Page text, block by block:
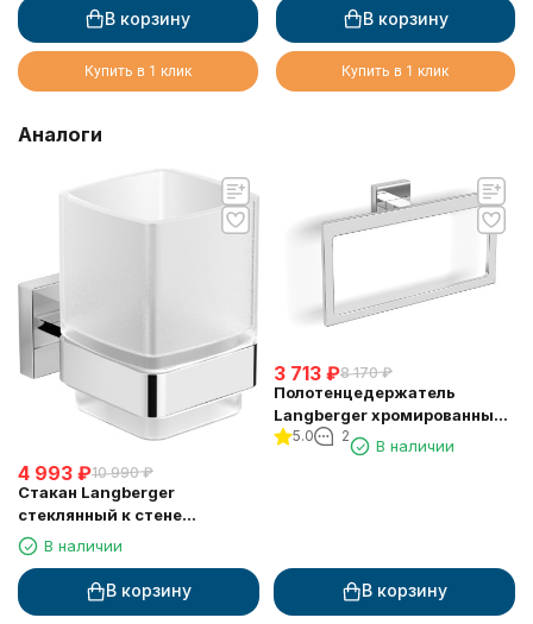
В корзину
Купить в 1 клик
В корзину
Купить в 1 клик
Аналоги
4 993 ₽10 990 ₽
Стакан Langberger
стеклянный к стене
квадратный 21811A
В наличии
В корзину
3 713 ₽8 170 ₽
Полотенцедержатель
Langberger хромированный
к стене "квадрат" 21838A
5.0 2
В наличии
В корзину